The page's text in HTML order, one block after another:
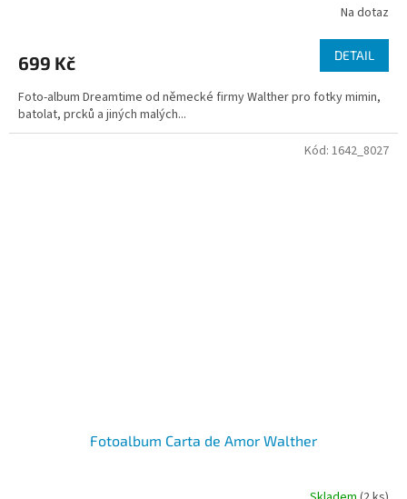
Na dotaz
699 Kč DETAIL
Foto-album Dreamtime od německé firmy Walther pro fotky mimin,
batolat, prcků a jiných malých...
Fotoalbum Carta de Amor Walther
Kód: 1642_8027